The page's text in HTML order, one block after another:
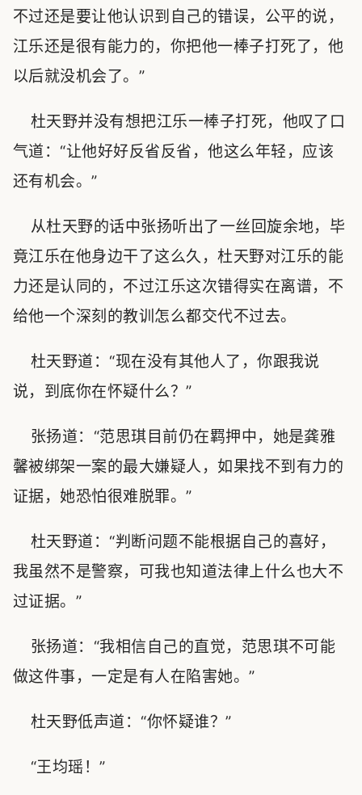
不过还是要让他认识到自己的错误，公平的说，
江乐还是很有能力的，你把他一棒子打死了，他
以后就没机会了。”
杜天野并没有想把江乐一棒子打死，他叹了口
气道：“让他好好反省反省，他这么年轻，应该
还有机会。”
从杜天野的话中张扬听出了一丝回旋余地，毕
竟江乐在他身边干了这么久，杜天野对江乐的能
力还是认同的，不过江乐这次错得实在离谱，不
给他一个深刻的教训怎么都交代不过去。
杜天野道：“现在没有其他人了，你跟我说
说，到底你在怀疑什么？”
张扬道：“范思琪目前仍在羁押中，她是龚雅
馨被绑架一案的最大嫌疑人，如果找不到有力的
证据，她恐怕很难脱罪。”
杜天野道：“判断问题不能根据自己的喜好，
我虽然不是警察，可我也知道法律上什么也大不
过证据。”
张扬道：“我相信自己的直觉，范思琪不可能
做这件事，一定是有人在陷害她。”
杜天野低声道：“你怀疑谁？”
“王均瑶！”